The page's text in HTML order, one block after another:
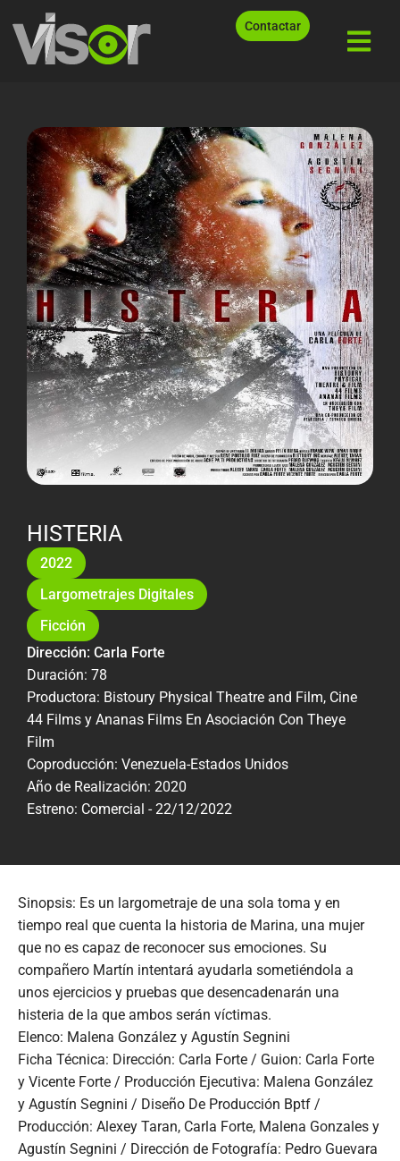
Contactar
HISTERIA
2022
Largometrajes Digitales
Ficción
Dirección: Carla Forte
Duración: 78
Productora: Bistoury Physical Theatre and Film, Cine
44 Films y Ananas Films En Asociación Con Theye
Film
Coproducción: Venezuela-Estados Unidos
Año de Realización: 2020
Estreno: Comercial - 22/12/2022
Sinopsis: Es un largometraje de una sola toma y en
tiempo real que cuenta la historia de Marina, una mujer
que no es capaz de reconocer sus emociones. Su
compañero Martín intentará ayudarla sometiéndola a
unos ejercicios y pruebas que desencadenarán una
histeria de la que ambos serán víctimas.
Elenco: Malena González y Agustín Segnini
Ficha Técnica: Dirección: Carla Forte / Guion: Carla Forte
y Vicente Forte / Producción Ejecutiva: Malena González
y Agustín Segnini / Diseño De Producción Bptf /
Producción: Alexey Taran, Carla Forte, Malena Gonzales y
Agustín Segnini / Dirección de Fotografía: Pedro Guevara